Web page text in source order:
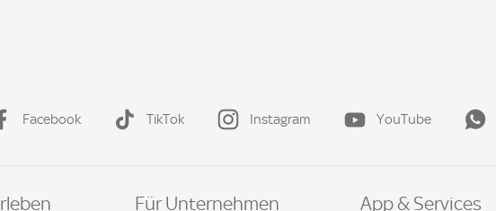
Facebook TikTok Instagram YouTube
Für Unternehmen App & Services